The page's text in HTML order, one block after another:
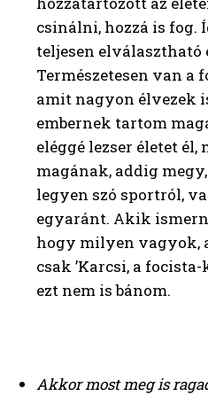
csinálni, hozzá is fog.
teljesen elválasztható
Természetesen van a
amit nagyon élvezek
embernek tartom
eléggé lezser életet
magának, addig
legyen szó sportról,
egyaránt. Akik
hogy milyen vagyok,
csak ’Karcsi, a
ezt nem is bánom.
Akkor most meg is